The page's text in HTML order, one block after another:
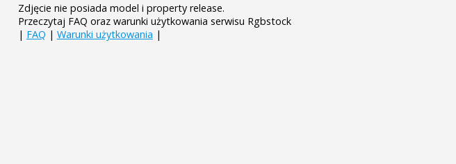
Zdjęcie nie posiada model i property release.
Przeczytaj FAQ oraz warunki użytkowania serwisu Rgbstock
| FAQ | Warunki użytkowania |